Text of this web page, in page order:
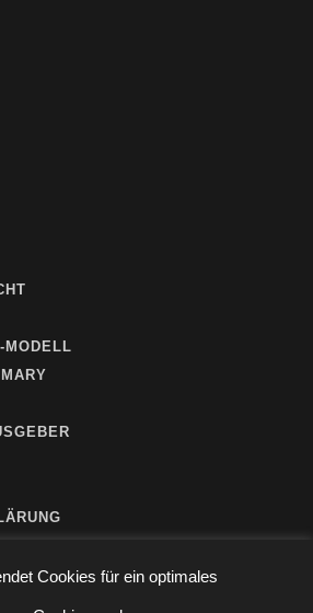
MODELL
Cookies für ein optimales